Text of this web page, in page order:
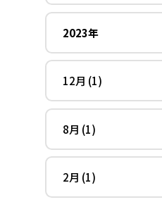
2023年
12月 (1)
8月 (1)
2月 (1)